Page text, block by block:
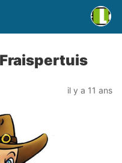
il y a 11 ans